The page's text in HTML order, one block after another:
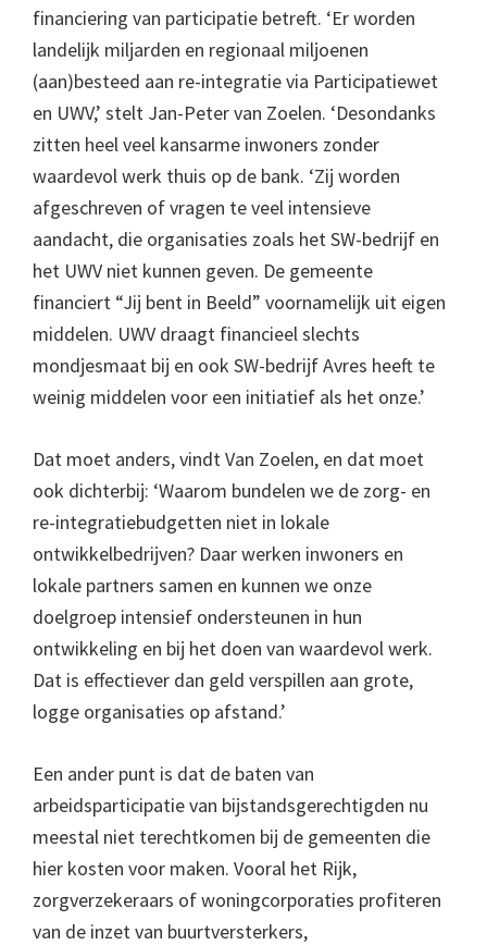
financiering van participatie betreft. ‘Er worden
landelijk miljarden en regionaal miljoenen
(aan)besteed aan re-integratie via Participatiewet
en UWV,’ stelt Jan-Peter van Zoelen. ‘Desondanks
zitten heel veel kansarme inwoners zonder
waardevol werk thuis op de bank. ‘Zij worden
afgeschreven of vragen te veel intensieve
aandacht, die organisaties zoals het SW-bedrijf en
het UWV niet kunnen geven. De gemeente
financiert “Jij bent in Beeld” voornamelijk uit eigen
middelen. UWV draagt financieel slechts
mondjesmaat bij en ook SW-bedrijf Avres heeft te
weinig middelen voor een initiatief als het onze.’
Dat moet anders, vindt Van Zoelen, en dat moet
ook dichterbij: ‘Waarom bundelen we de zorg- en
re-integratiebudgetten niet in lokale
ontwikkelbedrijven? Daar werken inwoners en
lokale partners samen en kunnen we onze
doelgroep intensief ondersteunen in hun
ontwikkeling en bij het doen van waardevol werk.
Dat is effectiever dan geld verspillen aan grote,
logge organisaties op afstand.’
Een ander punt is dat de baten van
arbeidsparticipatie van bijstandsgerechtigden nu
meestal niet terechtkomen bij de gemeenten die
hier kosten voor maken. Vooral het Rijk,
zorgverzekeraars of woningcorporaties profiteren
van de inzet van buurtversterkers,